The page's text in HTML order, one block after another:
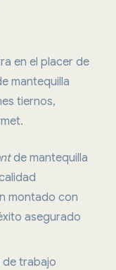
en el placer de
mantequilla
tiernos,
de mantequilla
montado con
asegurado
trabajo